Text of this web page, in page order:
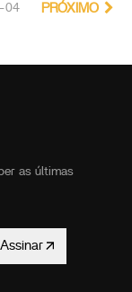
04 PRÓXIMO
as últimas
Assinar